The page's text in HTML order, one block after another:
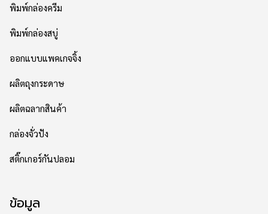
พิมพ์กล่องครีม
พิมพ์กล่องสบู่
ออกแบบแพคเกจจิ้ง
ผลิตถุงกระดาษ
ผลิตฉลากสินค้า
กล่องจั่วปัง
สติ๊กเกอร์กันปลอม
ข้อมูล